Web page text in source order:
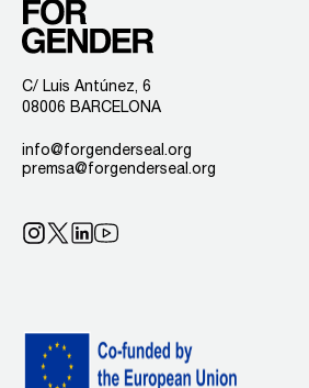
C/ Luis Antúnez, 6
08006 BARCELONA
info@forgenderseal.org
premsa@forgenderseal.org